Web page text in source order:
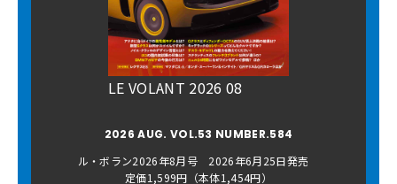
LE VOLANT 2026 08
2026 AUG. VOL.53 NUMBER.584
ル・ボラン2026年8月号 2026年6月25日発売
定価1,599円（本体1,454円）